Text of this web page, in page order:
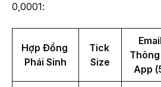
0,0001:
Hợp Đồng
Phái Sinh
Tick
Size
Thông
App